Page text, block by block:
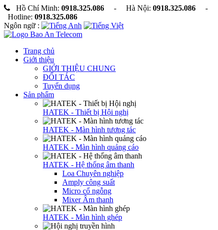
Hồ Chí Minh: 0918.325.086 - Hà Nội: 0918.325.086 -
Hotline: 0918.325.086
Ngôn ngữ :
Trang chủ
Giới thiệu
GIỚI THIỆU CHUNG
ĐỐI TÁC
Tuyển dụng
Sản phẩm
HATEK - Thiết bị Hội nghị
HATEK - Màn hình tương tác
HATEK - Màn hình quảng cáo
HATEK - Hệ thống âm thanh
Loa Chuyên nghiệp
Amply công suất
Micro cổ ngỗng
Mixer Âm thanh
HATEK - Màn hình ghép